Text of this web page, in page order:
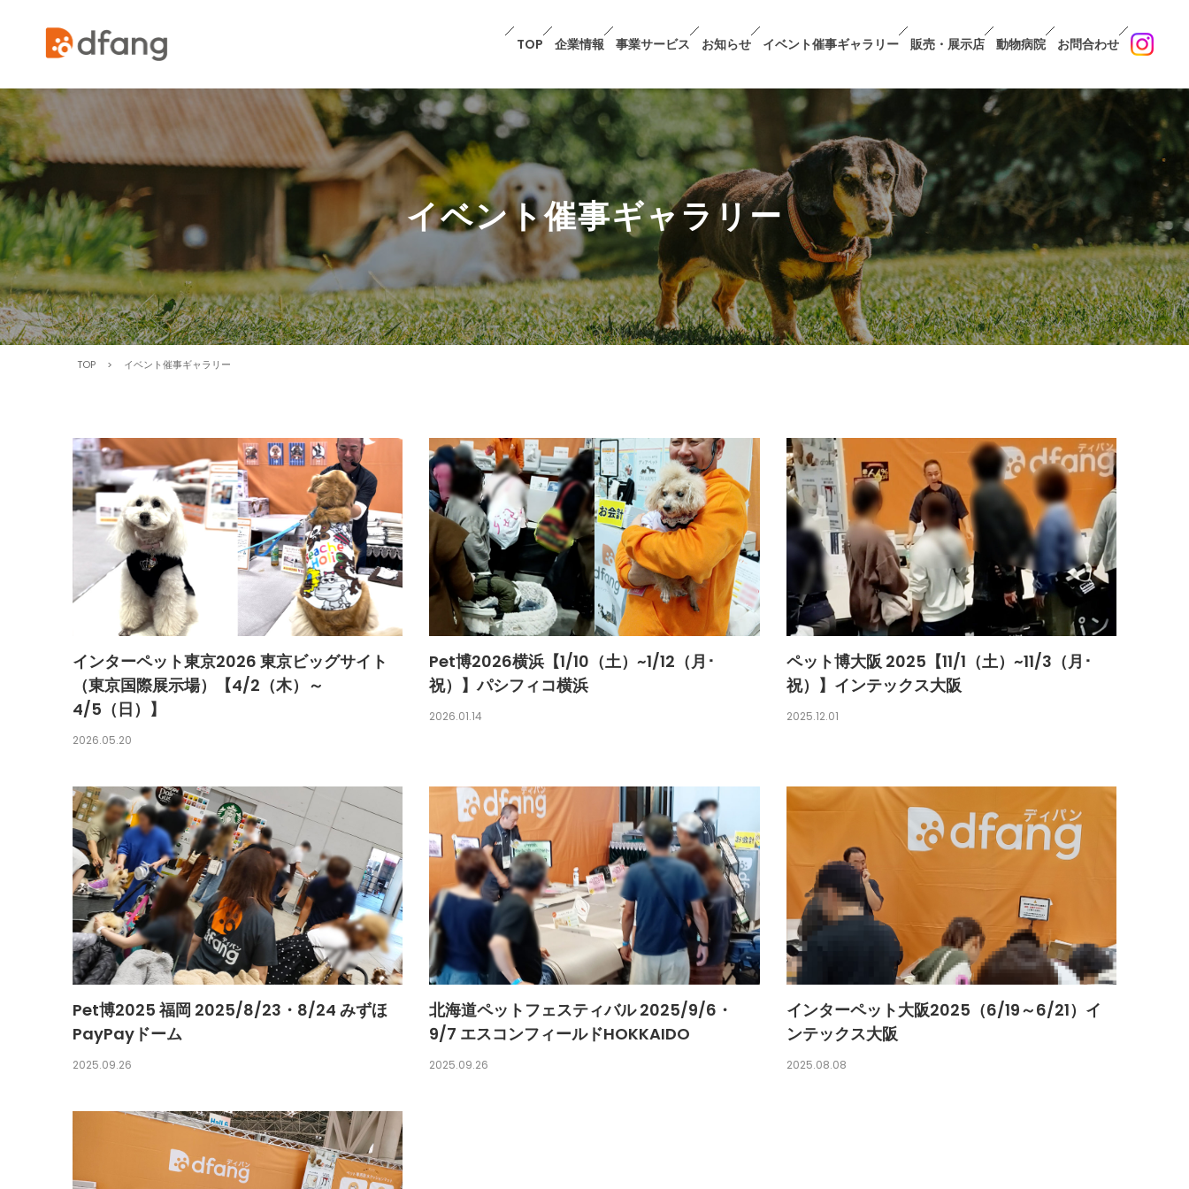
TOP 企業情報 事業サービス お知らせ イベント催事ギャラリー 販売・展示店 動物病院 お問合わせ
イベント催事ギャラリー
TOP > イベント催事ギャラリー
インターペット東京2026 東京ビッグサイト
（東京国際展示場）【4/2（木）～
4/5（日）】
2026.05.20
Pet博2026横浜【1/10（土）~1/12（月･
祝）】パシフィコ横浜
2026.01.14
ペット博大阪 2025【11/1（土）~11/3（月･
祝）】インテックス大阪
2025.12.01
Pet博2025 福岡 2025/8/23・8/24 みずほ
PayPayドーム
2025.09.26
北海道ペットフェスティバル 2025/9/6・
9/7 エスコンフィールドHOKKAIDO
2025.09.26
インターペット大阪2025（6/19～6/21）イ
ンテックス大阪
2025.08.08